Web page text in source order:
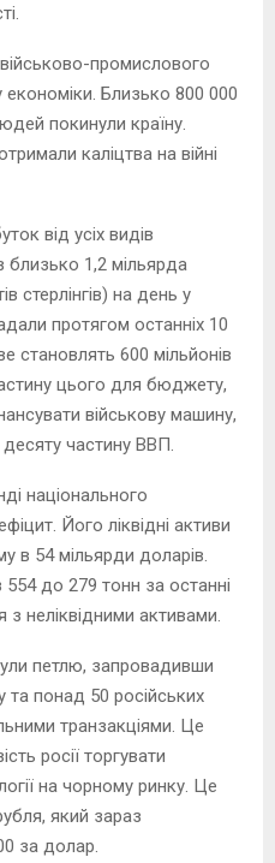
промислового
Близько 800 000
покинули країну.
каліцтва на війні
від усіх видів
близько 1,2 мільярда
стерлінгів) на день у
протягом останніх 10
становлять 600 мільйонів
цього для бюджету,
військову машину,
частину ВВП.
національного
Його ліквідні активи
в 54 мільярди доларів.
до 279 тонн за останні
неліквідними активами.
петлю, запровадивши
та понад 50 російських
транзакціями. Це
росії торгувати
на чорному ринку. Це
який зараз
за долар.